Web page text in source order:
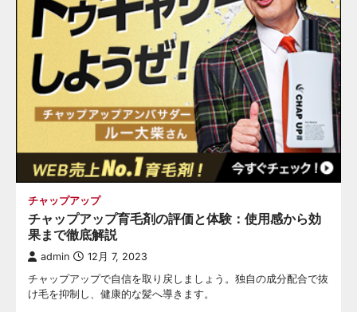
チャップアップ
チャップアップ育毛剤の評価と体験：使用感から効
果まで徹底解説
admin 12月 7, 2023
チャップアップで自信を取り戻しましょう。独自の成分配合で抜
け毛を抑制し、健康的な髪へ導きます。